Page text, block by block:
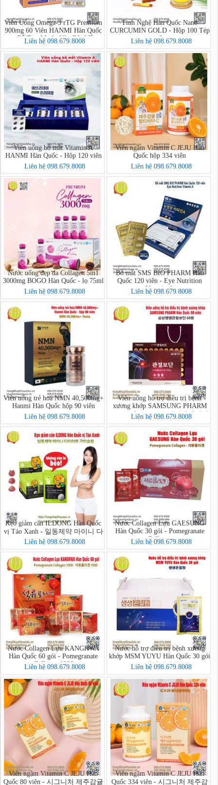
Viên Uống Omega-3 rTG Premium
900mg 60 Viên HANMI Hàn Quốc
– Bổ Tim Mạch, Não Bộ, Mắt
Liên hệ 098.679.8008
Tinh Nghệ Hàn Quốc Nano
CURCUMIN GOLD - Hộp 100 Tép
x 2g
Liên hệ 098.679.8008
Viên uống bổ mắt Vitamin A
HANMI Hàn Quốc - Hộp 120 viên
Liên hệ 098.679.8008
Viên ngậm Vitamin C JEJU Hàn
Quốc hộp 334 viên
Liên hệ 098.679.8008
Nước uống đẹp da Collagen 5in1
3000mg BOGO Hàn Quốc - lọ 75ml
Liên hệ 098.679.8008
Bổ mắt SMS BIO PHARM Hàn
Quốc 120 viên - Eye Nutrition
Vitamin A
Liên hệ 098.679.8008
Viên uống trẻ hoá NMN 40,500mg+
Hanmi Hàn Quốc hộp 90 viên
Liên hệ 098.679.8008
Viên uống hỗ trợ điều trị bệnh
xương khớp SAMSUNG PHARM
Hàn Quốc 60 viên - 삼성쌩쌩관절
보단 60환
Liên hệ 098.679.8008
Kẹo giảm cân ILDONG Hàn Quốc
vị Táo Xanh - 일동제약 마이니 다
이어트 구미슬림
Liên hệ 098.679.8008
Nước Collagen Lựu GAESUNG
Hàn Quốc 30 gói - Pomegranate
Collagen
Liên hệ 098.679.8008
Nước Collagen Lựu KANGHWA
Hàn Quốc 60 gói - Pomegranate
Collagen 1000
Liên hệ 098.679.8008
Nước hỗ trợ điều trị bệnh xương
khớp MSM YUYU Hàn Quốc 30 gói
- 생생관절원
Liên hệ 098.679.8008
Viên ngậm Vitamin C JEJU Hàn
Quốc 80 viên - 시그니처 제주감귤
Viên ngậm Vitamin C JEJU Hàn
Quốc 334 viên - 시그니처 제주감